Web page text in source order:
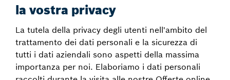
la vostra privacy
La tutela della privacy degli utenti nell'ambito del
trattamento dei dati personali e la sicurezza di
tutti i dati aziendali sono aspetti della massima
importanza per noi. Elaboriamo i dati personali